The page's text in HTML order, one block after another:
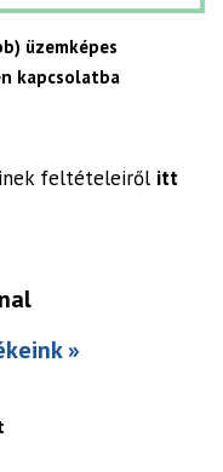
üzemképes
kapcsolatba
feltételeiről itt
»